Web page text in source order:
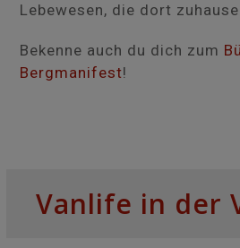
Lebewesen, die dort
Bekenne auch du dich zum
Bergmanifest!
Vanlife in der